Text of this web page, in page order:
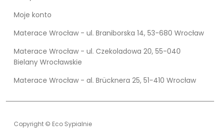
Moje konto
Materace Wrocław - ul. Braniborska 14, 53-680 Wrocław
Materace Wrocław - ul. Czekoladowa 20, 55-040
Bielany Wrocławskie
Materace Wrocław - al. Brücknera 25, 51-410 Wrocław
Copyright © Eco Sypialnie